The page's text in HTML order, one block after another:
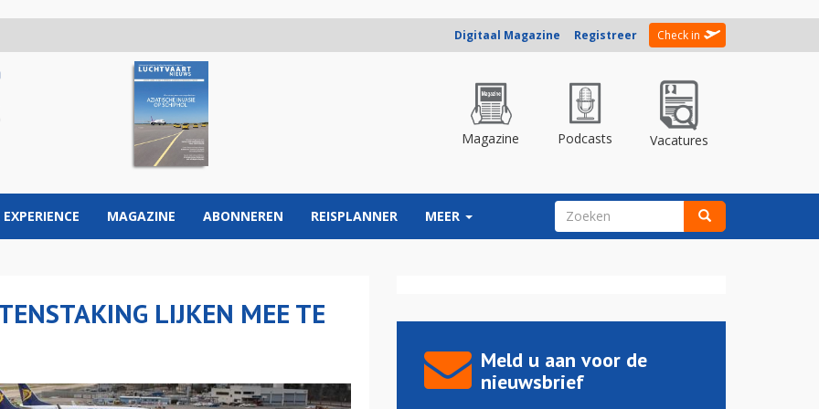
Digitaal Magazine Registreer Check in
Magazine Podcasts Vacatures
EXPERIENCE MAGAZINE ABONNEREN REISPLANNER MEER ZOEKVELD
LIJKEN MEE TE
Meld u aan voor de
nieuwsbrief